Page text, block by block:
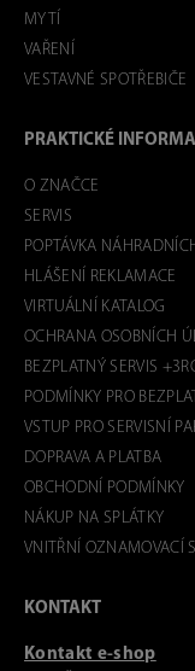
MYTÍ
VAŘENÍ
VESTAVNÉ SPOTŘEBIČE
PRAKTICKÉ
O ZNAČCE
SERVIS
POPTÁVKA
HLÁŠENÍ REKLAMACE
VIRTUÁLNÍ KATALOG
OCHRANA OSOBNÍCH
BEZPLATNÝ SERVIS
PODMÍNKY PRO
VSTUP PRO SERVISNÍ
DOPRAVA A PLATBA
OBCHODNÍ PODMÍNKY
NÁKUP NA SPLÁTKY
VNITŘNÍ OZNAMOVACÍ
KONTAKT
Kontakt e-shop